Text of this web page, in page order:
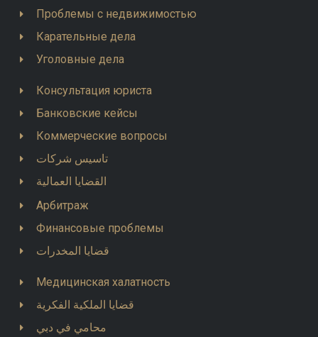
Проблемы с недвижимостью
Карательные дела
Уголовные дела
Консультация юриста
Банковские кейсы
Коммерческие вопросы
تاسيس شركات
القضايا العمالية
Арбитраж
Финансовые проблемы
قضايا المخدرات
Медицинская халатность
قضايا الملكية الفكرية
محامي في دبي